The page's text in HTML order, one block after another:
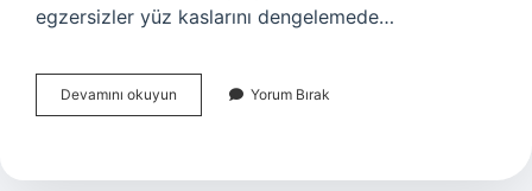
egzersizler yüz kaslarını dengelemede…
Devamını okuyun
Asimetrisi
Yorum Bırak